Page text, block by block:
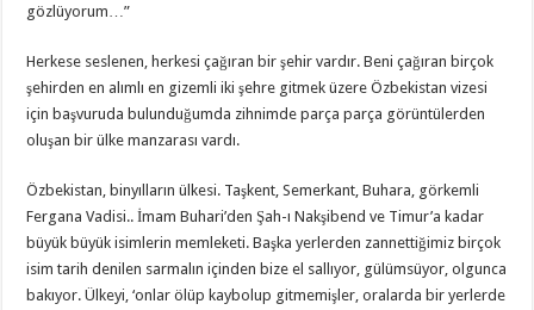
gözlüyorum…”
Herkese seslenen, herkesi çağıran bir şehir vardır. Beni çağıran birçok
şehirden en alımlı en gizemli iki şehre gitmek üzere Özbekistan vizesi
için başvuruda bulunduğumda zihnimde parça parça görüntülerden
oluşan bir ülke manzarası vardı.
Özbekistan, binyılların ülkesi. Taşkent, Semerkant, Buhara, görkemli
Fergana Vadisi.. İmam Buhari’den Şah-ı Nakşibend ve Timur’a kadar
büyük büyük isimlerin memleketi. Başka yerlerden zannettiğimiz birçok
isim tarih denilen sarmalın içinden bize el sallıyor, gülümsüyor, olgunca
bakıyor. Ülkeyi, ‘onlar ölüp kaybolup gitmemişler, oralarda bir yerlerde